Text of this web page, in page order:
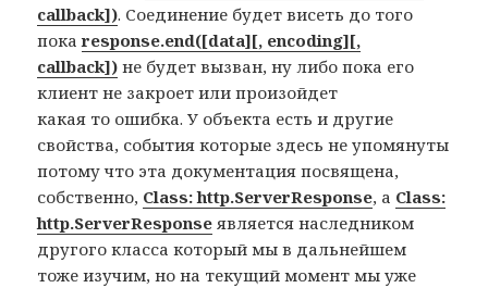
callback]). Соединение будет висеть до того
покаresponse.end([data][, encoding][,
callback]) не будет вызван, ну либо пока его
клиент не закроет или произойдет
какая то ошибка. У объекта есть и другие
свойства, события которые здесь не упомянуты
потому что эта документация посвящена,
собственно, Class: http.ServerResponse, а Class:
http.ServerResponse является наследником
другого класса который мы в дальнейшем
тоже изучим, но на текущий момент мы уже